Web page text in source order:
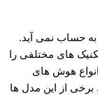
حساب نمی آید.
های مختلفی را
هوش های
از این مدل ها